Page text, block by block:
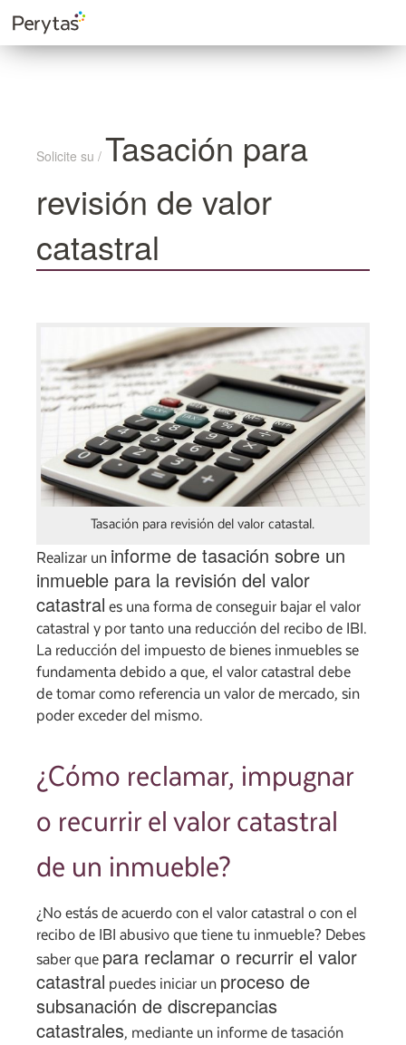
Solicite su / Tasación para
revisión de valor
catastral
Tasación para revisión del valor catastal.
Realizar un informe de tasación sobre un
inmueble para la revisión del valor
catastral es una forma de conseguir bajar el valor
catastral y por tanto una reducción del recibo de IBI.
La reducción del impuesto de bienes inmuebles se
fundamenta debido a que, el valor catastral debe
de tomar como referencia un valor de mercado, sin
poder exceder del mismo.
¿Cómo reclamar, impugnar
o recurrir el valor catastral
de un inmueble?
¿No estás de acuerdo con el valor catastral o con el
recibo de IBI abusivo que tiene tu inmueble? Debes
saber que para reclamar o recurrir el valor
catastral puedes iniciar un proceso de
subsanación de discrepancias
catastrales, mediante un informe de tasación